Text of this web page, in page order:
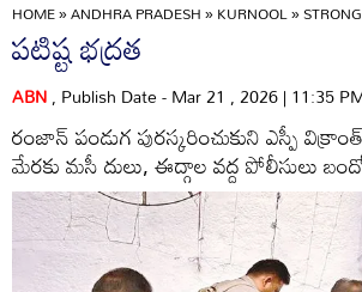
HOME»ANDHRA PRADESH»KURNOOL»
పటిష్ట భద్రత
ABN, Publish Date - Mar 21 , 2026 | 11:35
రంజాన్‌ పండుగ పురస్కరించుకుని ఎస్పీ
మేరకు మసీ దులు, ఈద్గాల వద్ద పోలీసులు